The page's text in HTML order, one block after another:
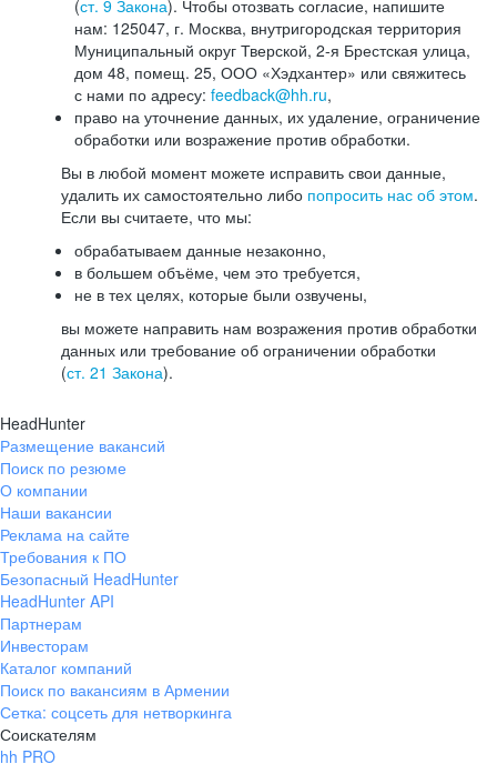
(ст. 9 Закона). Чтобы отозвать согласие, напишите
нам: 125047, г. Москва, внутригородская территория
Муниципальный округ Тверской, 2-я Брестская улица,
дом 48, помещ. 25, ООО «Хэдхантер» или свяжитесь
с нами по адресу: feedback@hh.ru,
право на уточнение данных, их удаление, ограничение
обработки или возражение против обработки.
Вы в любой момент можете исправить свои данные,
удалить их самостоятельно либо попросить нас об этом.
Если вы считаете, что мы:
обрабатываем данные незаконно,
в большем объёме, чем это требуется,
не в тех целях, которые были озвучены,
вы можете направить нам возражения против обработки
данных или требование об ограничении обработки
(ст. 21 Закона).
HeadHunter
Размещение вакансий
Поиск по резюме
О компании
Наши вакансии
Реклама на сайте
Требования к ПО
Безопасный HeadHunter
HeadHunter API
Партнерам
Инвесторам
Каталог компаний
Поиск по вакансиям в Армении
Сетка: соцсеть для нетворкинга
Соискателям
hh PRO